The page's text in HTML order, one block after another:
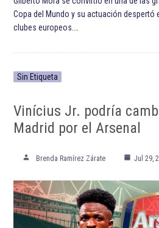
Copa del Mundo y su actuación despertó
clubes europeos.…
Sin Etiqueta
Vinícius Jr. podría
Madrid por el Arsenal
Brenda Ramírez Zárate Jul 29,